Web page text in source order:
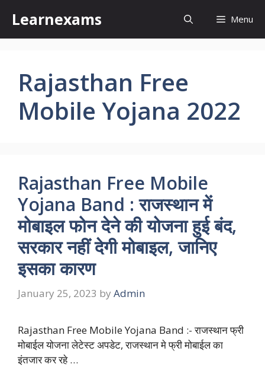
content
Learnexams Menu
Rajasthan Free
Mobile Yojana 2022
Rajasthan Free Mobile
Yojana Band : राजस्थान में
मोबाइल फोन देने की योजना हुई बंद,
सरकार नहीं देगी मोबाइल, जानिए
इसका कारण
January 25, 2023 by Admin
Rajasthan Free Mobile Yojana Band :- राजस्थान फ्री
मोबाईल योजना लेटेस्ट अपडेट, राजस्थान मे फ्री मोबाईल का
इंतजार कर रहे …